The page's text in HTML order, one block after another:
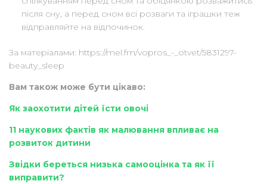
після сну, а перед сном всі розваги та іграшки теж
відправляйте на відпочинок.
За матеріалами: https://mel.fm/vopros_-_otvet/5831297-
beauty_sleep
Вам також може бути цікаво:
Як заохотити дітей їсти овочі
11 наукових фактів як малювання впливає на
розвиток дитини
Звідки береться низька самооцінка та як її
виправити?